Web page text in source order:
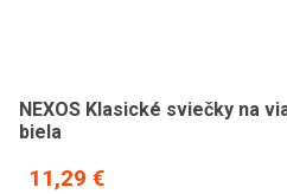
NEXOS Klasické sviečky na
biela
11,29 €